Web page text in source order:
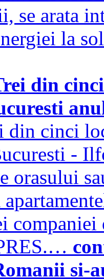
se arata
la
din
din cinci
-
orasului
si-